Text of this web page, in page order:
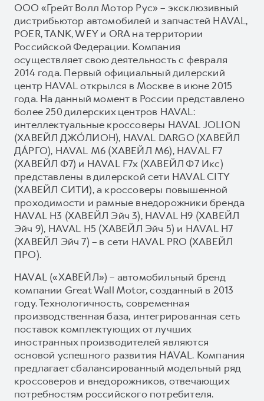
ООО «Грейт Волл Мотор Рус» – эксклюзивный
дистрибьютор автомобилей и запчастей HAVAL,
POER, TANK, WEY и ORA на территории
Российской Федерации. Компания
осуществляет свою деятельность с февраля
2014 года. Первый официальный дилерский
центр HAVAL открылся в Москве в июне 2015
года. На данный момент в России представлено
более 250 дилерских центров HAVAL:
интеллектуальные кроссоверы HAVAL JOLION
(ХАВЕЙЛ ДЖО́ЛИОН), HAVAL DARGO (ХАВЕЙЛ
ДА́РГО), HAVAL М6 (ХАВЕЙЛ M6), HAVAL F7
(ХАВЕЙЛ Ф7) и HAVAL F7x (ХАВЕЙЛ Ф7 Икс)
представлены в дилерской сети HAVAL CITY
(ХАВЕЙЛ СИТИ), а кроссоверы повышенной
проходимости и рамные внедорожники бренда
HAVAL H3 (ХАВЕЙЛ Эйч 3), HAVAL H9 (ХАВЕЙЛ
Эйч 9), HAVAL H5 (ХАВЕЙЛ Эйч 5) и HAVAL H7
(ХАВЕЙЛ Эйч 7) – в сети HAVAL PRO (ХАВЕЙЛ
ПРО).
HAVAL («ХАВЕЙЛ») – автомобильный бренд
компании Great Wall Motor, созданный в 2013
году. Технологичность, современная
производственная база, интегрированная сеть
поставок комплектующих от лучших
иностранных производителей являются
основой успешного развития HAVAL. Компания
предлагает сбалансированный модельный ряд
кроссоверов и внедорожников, отвечающих
потребностям российского потребителя.